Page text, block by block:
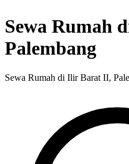
Sewa Rumah
Palembang
Sewa Rumah di Ilir Barat II,